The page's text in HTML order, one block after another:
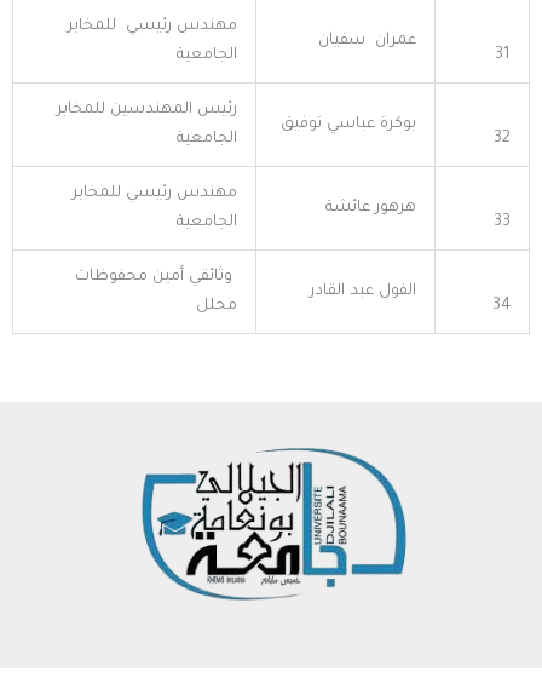
31
عمران سفيان
مهندس رئيسي للمخابر
الجامعية
32
بوكرة عباسي توفيق
رئيس المهندسين للمخابر
الجامعية
33
هرهور عائشة
مهندس رئيسي للمخابر
الجامعية
34
الفول عبد القادر
وثائقي أمين محفوظات
محلل